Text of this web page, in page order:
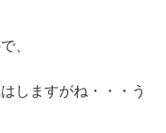
、
しますがね・・・う